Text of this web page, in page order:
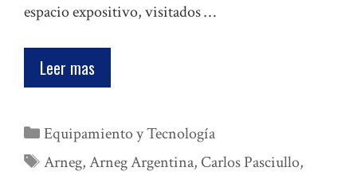
espacio expositivo, visitados …
Leer mas
Categorías
Equipamiento y Tecnología
Etiquetas
Arneg,Arneg Argentina, Carlos Pasciullo,